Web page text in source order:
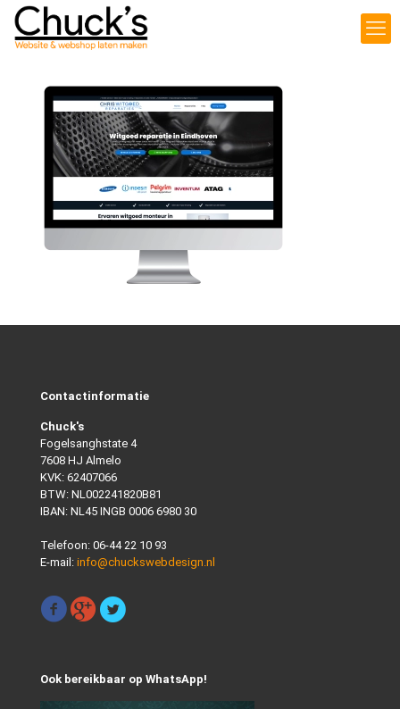
Contactinformatie
Chuck's
Fogelsanghstate 4
7608 HJ Almelo
KVK: 62407066
BTW: NL002241820B81
IBAN: NL45 INGB 0006 6980 30
Telefoon: 06-44 22 10 93
E-mail: info@chuckswebdesign.nl
Ook bereikbaar op WhatsApp!